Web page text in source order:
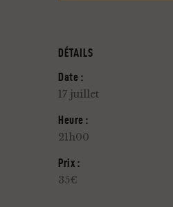
DÉTAILS
Date :
17 juillet
Heure :
21h00
Prix :
35€